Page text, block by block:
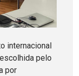
internacional
pelo
por